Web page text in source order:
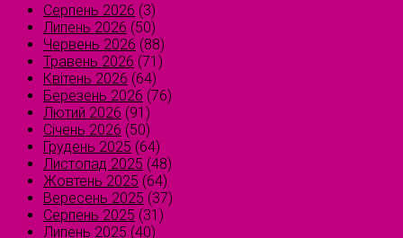
Серпень 2026 (3)
Липень 2026 (50)
Червень 2026 (88)
Травень 2026 (71)
Квітень 2026 (64)
Березень 2026 (76)
Лютий 2026 (91)
Січень 2026 (50)
Грудень 2025 (64)
Листопад 2025 (48)
Жовтень 2025 (64)
Вересень 2025 (37)
Серпень 2025 (31)
Липень 2025 (40)